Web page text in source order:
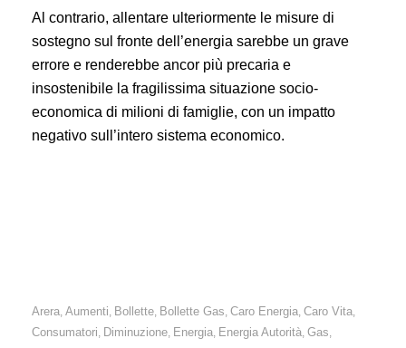
Al contrario, allentare ulteriormente le misure di
sostegno sul fronte dell’energia sarebbe un grave
errore e renderebbe ancor più precaria e
insostenibile la fragilissima situazione socio-
economica di milioni di famiglie, con un impatto
negativo sull’intero sistema economico.
Arera, Aumenti, Bollette, Bollette Gas, Caro Energia, Caro Vita,
Consumatori, Diminuzione, Energia, Energia Autorità, Gas,